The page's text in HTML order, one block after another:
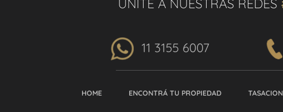
UNITE A NUESTRAS REDES
11 3155 6007
HOME ENCONTRÁ TU PROPIEDAD